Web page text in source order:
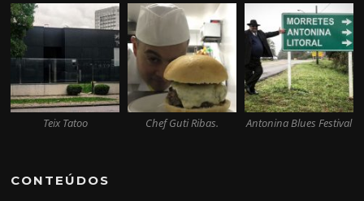
Teix Tatoo Chef Guti Ribas. Antonina Blues Festival
CONTEÚDOS